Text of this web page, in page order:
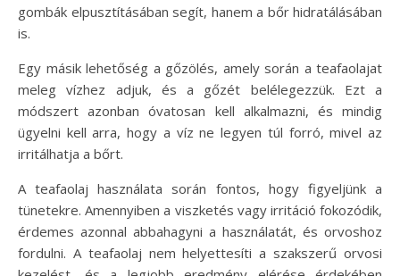
gombák elpusztításában segít, hanem a bőr hidratálásában
is.
Egy másik lehetőség a gőzölés, amely során a teafaolajat
meleg vízhez adjuk, és a gőzét belélegezzük. Ezt a
módszert azonban óvatosan kell alkalmazni, és mindig
ügyelni kell arra, hogy a víz ne legyen túl forró, mivel az
irritálhatja a bőrt.
A teafaolaj használata során fontos, hogy figyeljünk a
tünetekre. Amennyiben a viszketés vagy irritáció fokozódik,
érdemes azonnal abbahagyni a használatát, és orvoshoz
fordulni. A teafaolaj nem helyettesíti a szakszerű orvosi